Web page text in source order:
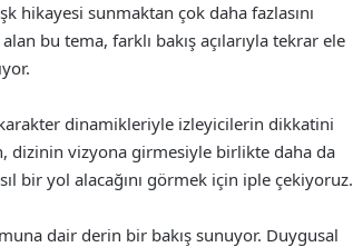
hikayesi sunmaktan çok daha fazlasını
bu tema, farklı bakış açılarıyla tekrar ele
dinamikleriyle izleyicilerin dikkatini
dizinin vizyona girmesiyle birlikte daha da
bir yol alacağını görmek için iple çekiyoruz.
dair derin bir bakış sunuyor. Duygusal